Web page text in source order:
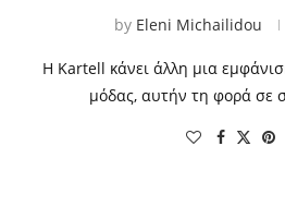
by Eleni Michailidou
Η Kartell κάνει άλλη μια
μόδας, αυτήν τη φορά σε